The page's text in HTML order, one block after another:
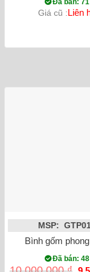
Đã bán: 71
Giá cũ :Liên
MSP:
Bình gốm
Đã bán: 48